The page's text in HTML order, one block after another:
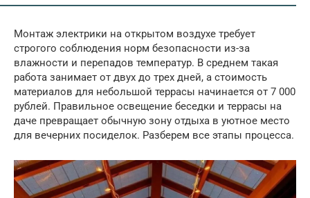
Монтаж электрики на открытом воздухе требует
строгого соблюдения норм безопасности из-за
влажности и перепадов температур. В среднем такая
работа занимает от двух до трех дней, а стоимость
материалов для небольшой террасы начинается от 7 000
рублей. Правильное освещение беседки и террасы на
даче превращает обычную зону отдыха в уютное место
для вечерних посиделок. Разберем все этапы процесса.